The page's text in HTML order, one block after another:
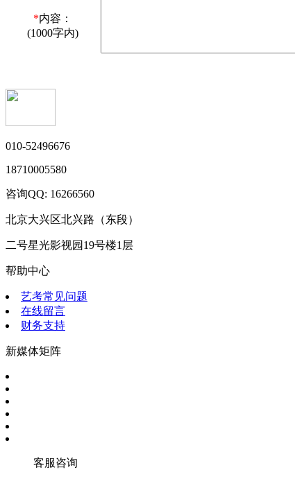
*内容：
(1000字内)
010-52496676
18710005580
咨询QQ: 16266560
北京大兴区北兴路（东段）
二号星光影视园19号楼1层
帮助中心
艺考常见问题
在线留言
财务支持
新媒体矩阵
客服咨询